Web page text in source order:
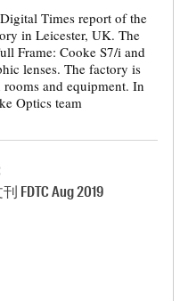
Times report of the
in Leicester, UK. The
Frame: Cooke S7/i and
lenses. The factory is
and equipment. In
Optics team
FDTC Aug 2019